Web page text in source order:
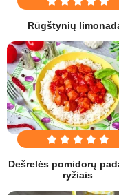
Rūgštynių
Dešrelės pomidorų
ryžiais